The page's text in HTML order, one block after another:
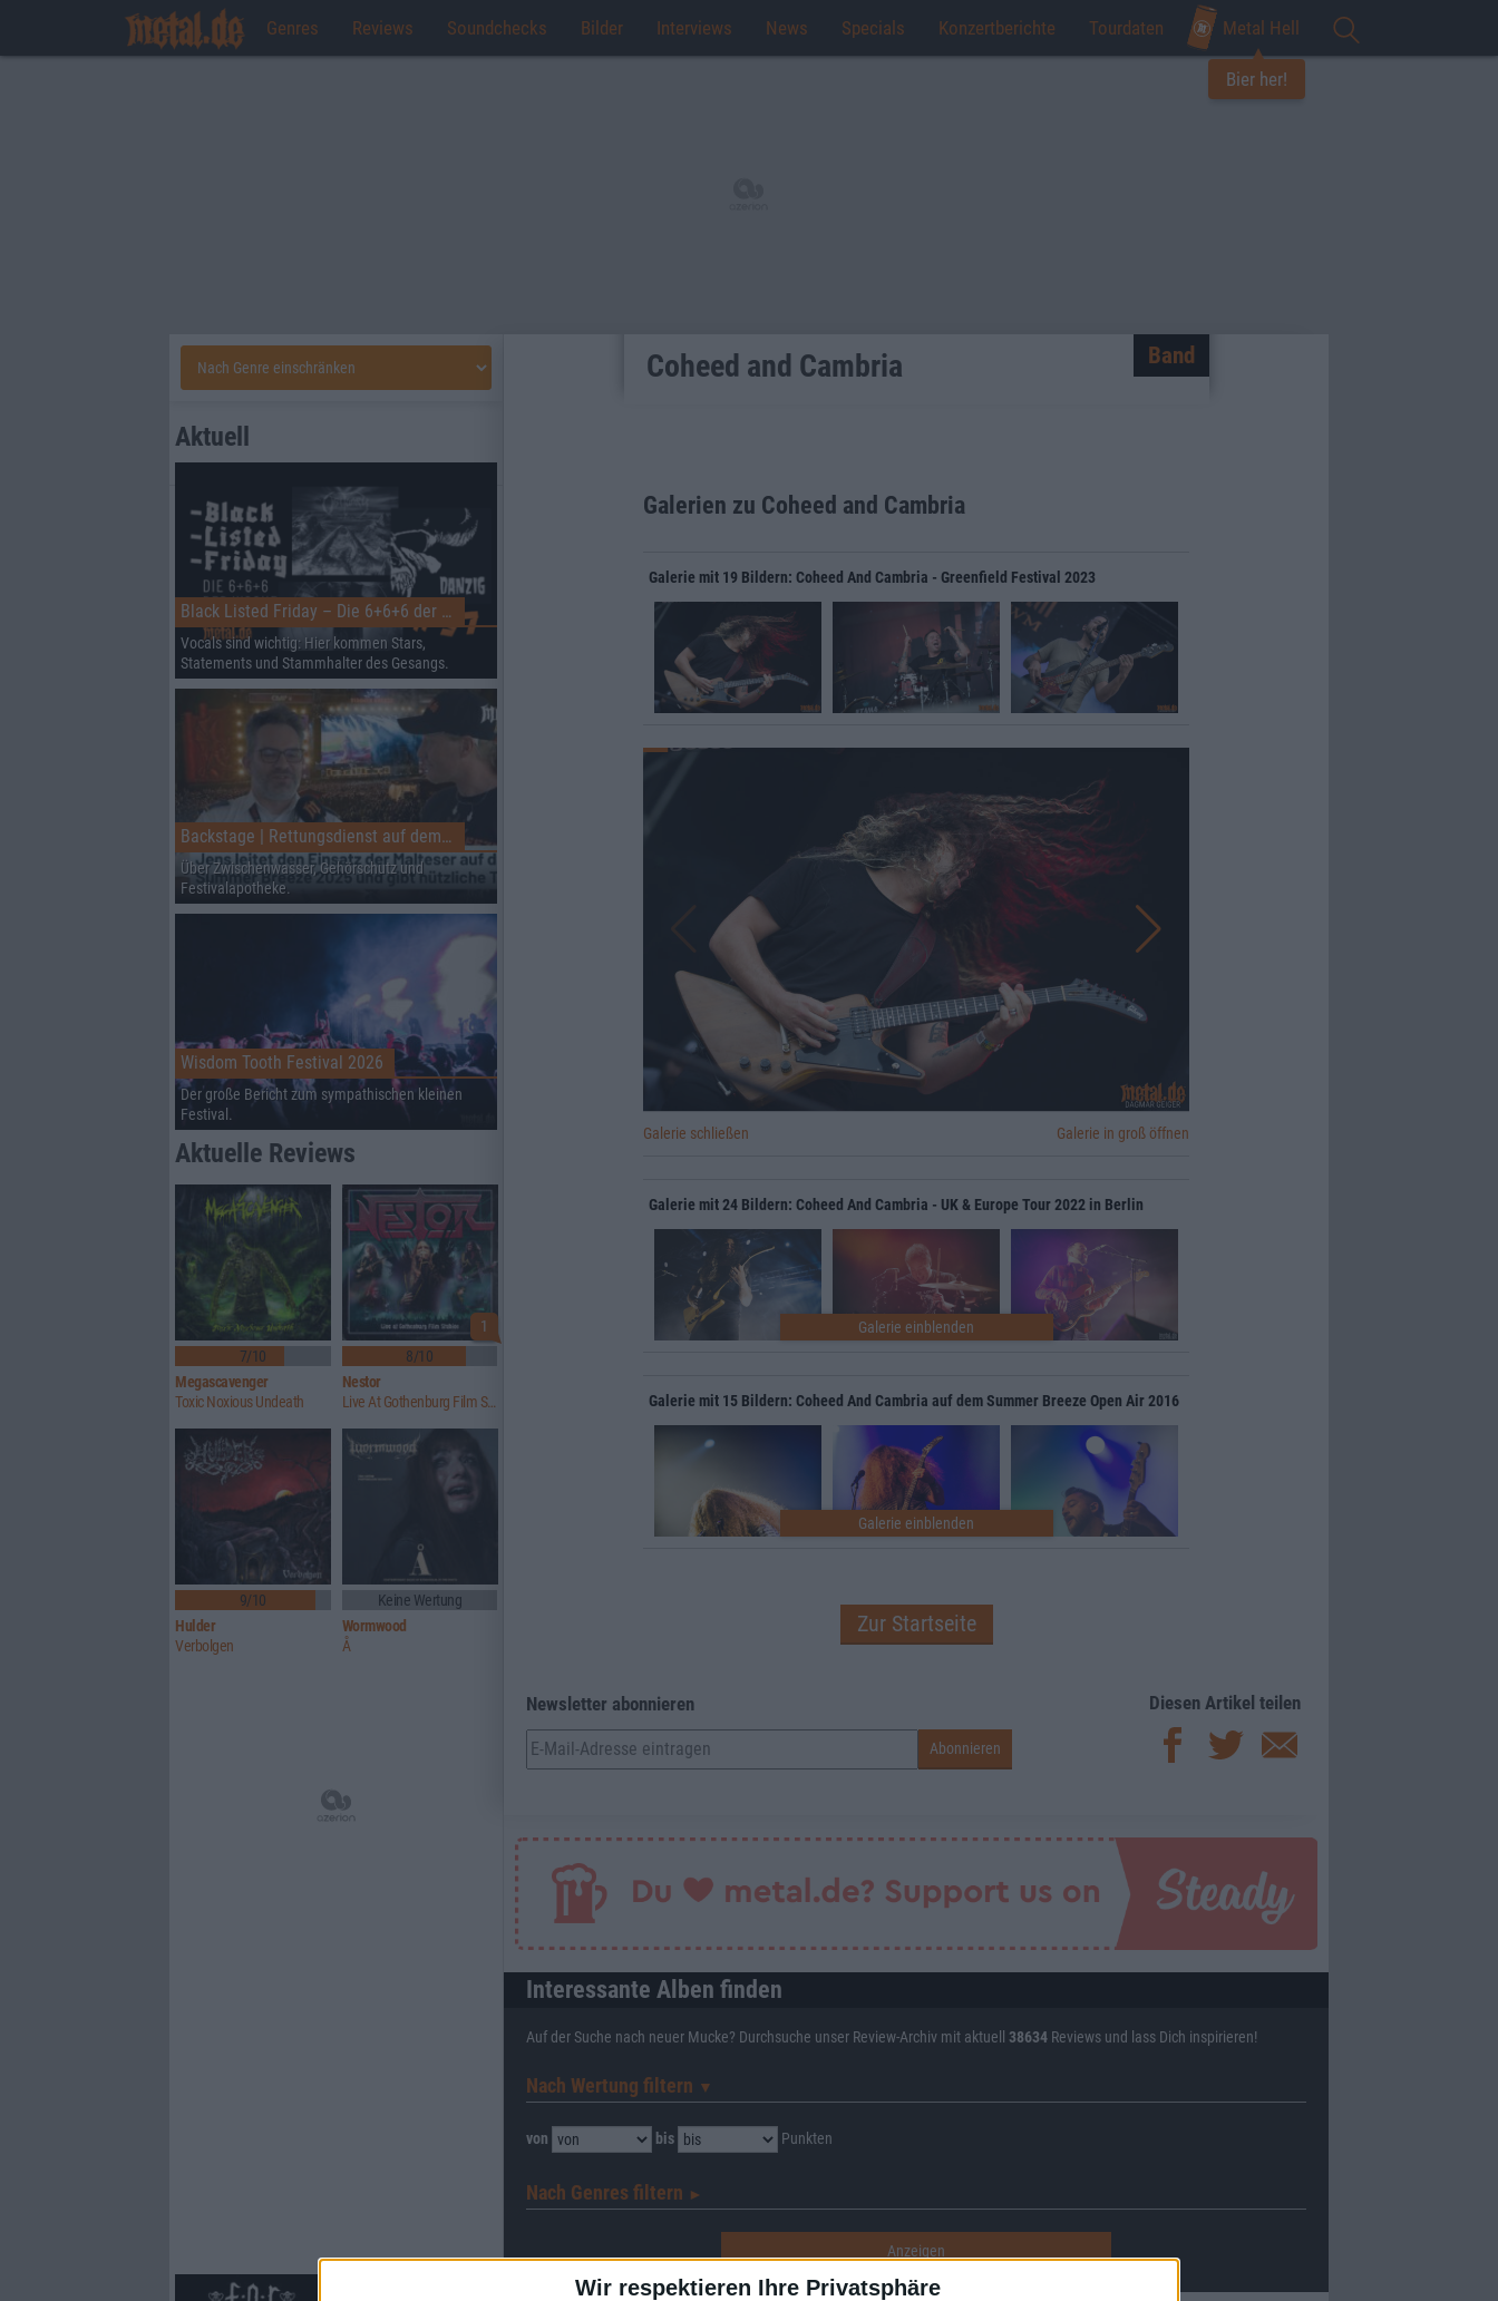
Wir respektieren Ihre Privatsphäre
Genres Reviews Soundchecks Bilder Interviews News Specials Konzertberichte Tourdaten Metal Hell
Bier her!
Coheed and Cambria Band
Galerien zu Coheed and Cambria
Galerie mit 19 Bildern: Coheed And Cambria - Greenfield Festival 2023
Galerie schließen Galerie in groß öffnen
Galerie mit 24 Bildern: Coheed And Cambria - UK & Europe Tour 2022 in Berlin
Galerie mit 15 Bildern: Coheed And Cambria auf dem Summer Breeze Open Air 2016
Zur Startseite
Newsletter abonnieren Diesen Artikel teilen
Interessante Alben finden
Auf der Suche nach neuer Mucke? Durchsuche unser Review-Archiv mit aktuell 38634 Reviews und lass Dich inspirieren!
Nach Wertung filtern ▼︎
von bis Punkten
Nach Genres filtern ►︎
Aktuell
Black Listed Friday – Die 6+6+6 der Woche
Vocals sind wichtig: Hier kommen Stars,
Statements und Stammhalter des Gesangs.
Backstage | Rettungsdienst auf dem Summer Breeze
Über Zwischenwasser, Gehörschutz und
Festivalapotheke.
Wisdom Tooth Festival 2026
Der große Bericht zum sympathischen kleinen
Festival.
Aktuelle Reviews
7/10
Megascavenger
Toxic Noxious Undeath
1
8/10
Nestor
Live At Gothenburg Film Studios
9/10
Hulder
Verbolgen
Keine Wertung
Wormwood
Å